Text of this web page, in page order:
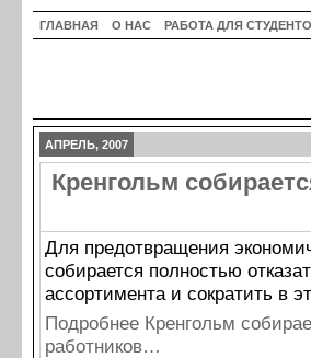
ГЛАВНАЯ О НАС РАБОТА ДЛЯ
АПРЕЛЬ, 2007
Кренгольм
Для предотвращения
собирается полностью
ассортимента и сократить в
Подробнее Кренгольм
работников…